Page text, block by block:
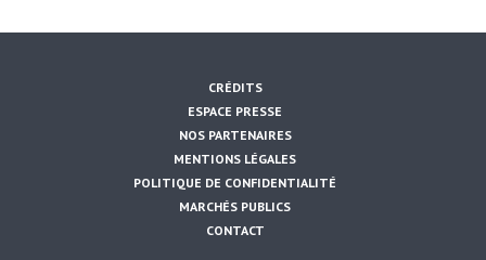
CRÉDITS
ESPACE PRESSE
NOS PARTENAIRES
MENTIONS LÉGALES
POLITIQUE DE CONFIDENTIALITÉ
MARCHÉS PUBLICS
CONTACT